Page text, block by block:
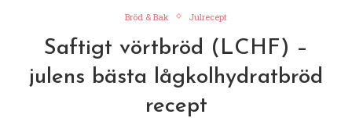
Bröd & Bak Julrecept
Saftigt vörtbröd (LCHF) –
julens bästa lågkolhydratbröd
recept